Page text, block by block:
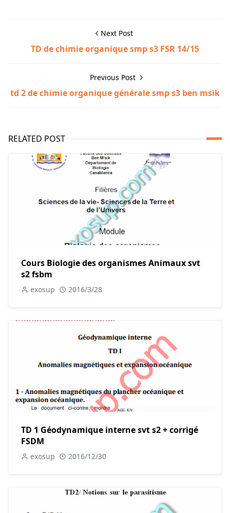
Next Post
TD de chimie organique smp s3 FSR 14/15
Previous Post
td 2 de chimie organique générale smp s3 ben msik
RELATED POST
Cours Biologie des organismes Animaux svt
s2 fsbm
exosup 2016/3/28
TD 1 Géodynamique interne svt s2 + corrigé
FSDM
exosup 2016/12/30